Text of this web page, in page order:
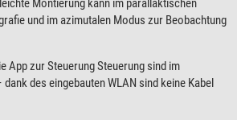
Montierung kann im parallaktischen
und im azimutalen Modus zur Beobachtung
App zur Steuerung Steuerung sind im
des eingebauten WLAN sind keine Kabel